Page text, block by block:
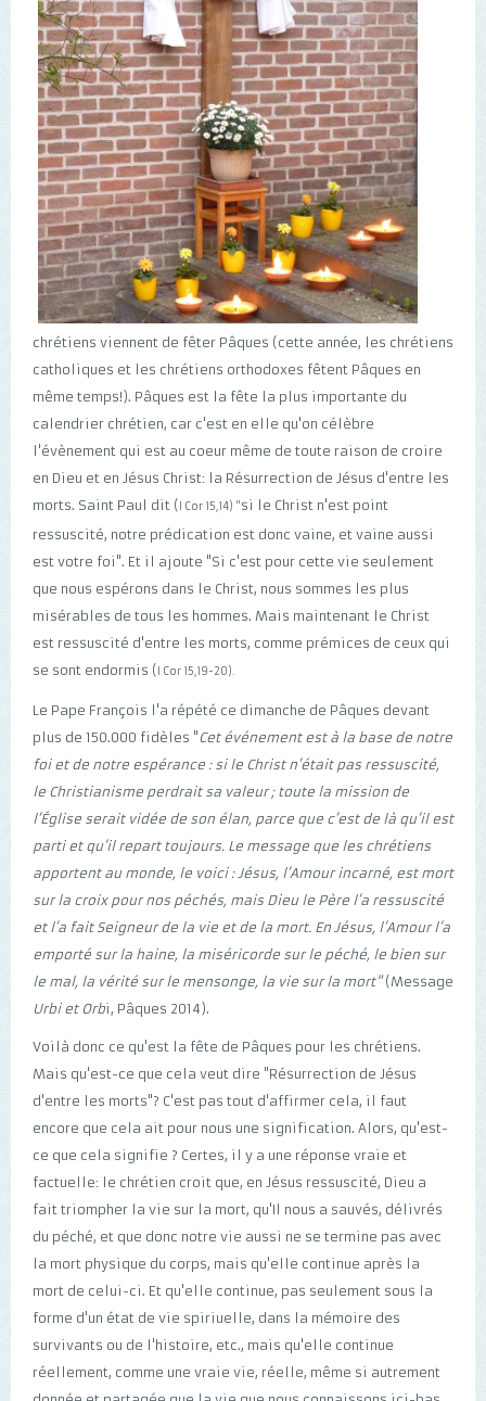
chrétiens viennent de fêter Pâques (cette année, les chrétiens
catholiques et les chrétiens orthodoxes fêtent Pâques en
même temps!). Pâques est la fête la plus importante du
calendrier chrétien, car c'est en elle qu'on célèbre
l'évènement qui est au coeur même de toute raison de croire
en Dieu et en Jésus Christ: la Résurrection de Jésus d'entre les
morts. Saint Paul dit ( I Cor 15,14) "si le Christ n'est point
ressuscité, notre prédication est donc vaine, et vaine aussi
est votre foi". Et il ajoute "Si c'est pour cette vie seulement
que nous espérons dans le Christ, nous sommes les plus
misérables de tous les hommes. Mais maintenant le Christ
est ressuscité d'entre les morts, comme prémices de ceux qui
se sont endormis ( I Cor 15,19-20).
Le Pape François l'a répété ce dimanche de Pâques devant
plus de 150.000 fidèles "Cet événement est à la base de notre
foi et de notre espérance : si le Christ n’était pas ressuscité,
le Christianisme perdrait sa valeur ; toute la mission de
l’Église serait vidée de son élan, parce que c’est de là qu’il est
parti et qu’il repart toujours. Le message que les chrétiens
apportent au monde, le voici : Jésus, l’Amour incarné, est mort
sur la croix pour nos péchés, mais Dieu le Père l’a ressuscité
et l’a fait Seigneur de la vie et de la mort. En Jésus, l’Amour l’a
emporté sur la haine, la miséricorde sur le péché, le bien sur
le mal, la vérité sur le mensonge, la vie sur la mort"(Message
Urbi et Orbi, Pâques 2014).
Voilà donc ce qu'est la fête de Pâques pour les chrétiens.
Mais qu'est-ce que cela veut dire "Résurrection de Jésus
d'entre les morts"? C'est pas tout d'affirmer cela, il faut
encore que cela ait pour nous une signification. Alors, qu'est-
ce que cela signifie ? Certes, il y a une réponse vraie et
factuelle: le chrétien croit que, en Jésus ressuscité, Dieu a
fait triompher la vie sur la mort, qu'Il nous a sauvés, délivrés
du péché, et que donc notre vie aussi ne se termine pas avec
la mort physique du corps, mais qu'elle continue après la
mort de celui-ci. Et qu'elle continue, pas seulement sous la
forme d'un état de vie spiriuelle, dans la mémoire des
survivants ou de l'histoire, etc., mais qu'elle continue
réellement, comme une vraie vie, réelle, même si autrement